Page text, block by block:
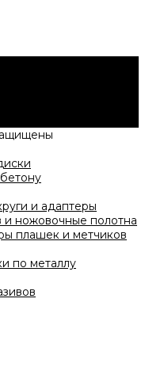
и адаптеры
и ножовочные полотна
плашек и метчиков
по металлу